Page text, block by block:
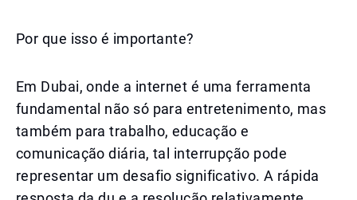
Por que isso é importante?
Em Dubai, onde a internet é uma ferramenta
fundamental não só para entretenimento, mas
também para trabalho, educação e
comunicação diária, tal interrupção pode
representar um desafio significativo. A rápida